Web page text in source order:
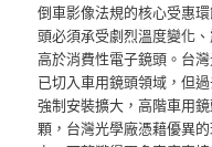
倒車影像法規的核心受惠
頭必須承受劇烈溫度變化
高於消費性電子鏡頭。台
已切入車用鏡頭領域，但
強制安裝擴大，高階車用
顆，台灣光學廠憑藉優異